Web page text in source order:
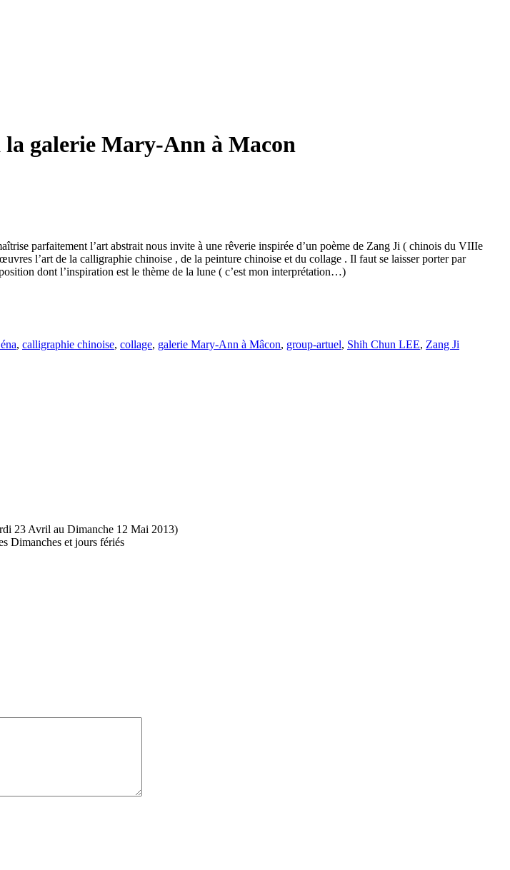
galerie Mary-Ann à Macon
parfaitement l’art abstrait nous invite à une rêverie inspirée d’un poème de Zang Ji ( chinois du VIIIe
l’art de la calligraphie chinoise , de la peinture chinoise et du collage . Il faut se laisser porter par
dont l’inspiration est le thème de la lune ( c’est mon interprétation…)
, calligraphie chinoise, collage, galerie Mary-Ann à Mâcon, group-artuel, Shih Chun LEE, Zang Ji
23 Avril au Dimanche 12 Mai 2013)
Dimanches et jours fériés